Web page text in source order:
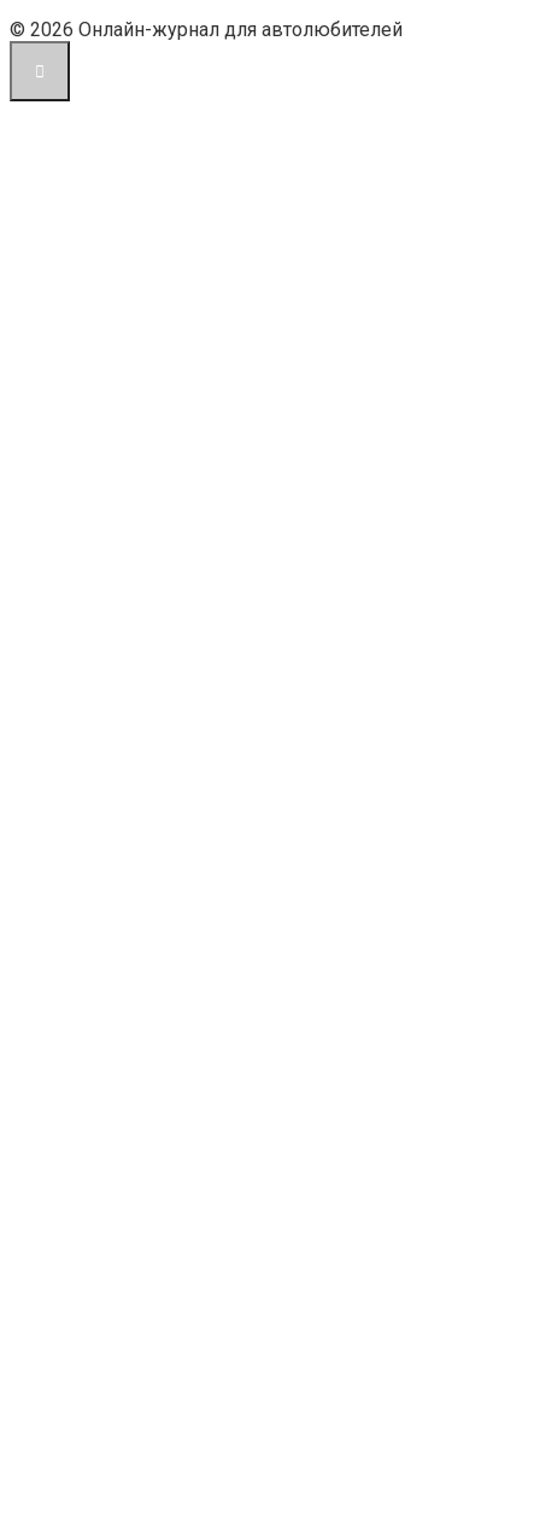
© 2026 Онлайн-журнал для автолюбителей